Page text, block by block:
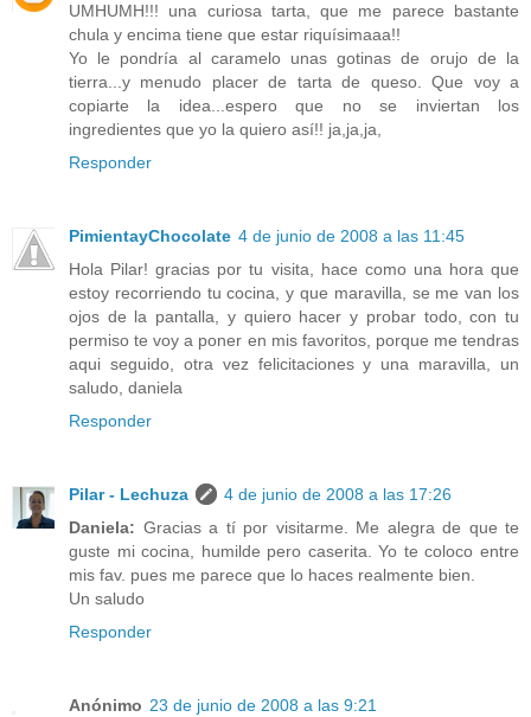
UMHUMH!!! una curiosa tarta, que me parece bastante
chula y encima tiene que estar riquísimaaa!!
Yo le pondría al caramelo unas gotinas de orujo de la
tierra...y menudo placer de tarta de queso. Que voy a
copiarte la idea...espero que no se inviertan los
ingredientes que yo la quiero así!! ja,ja,ja,
Responder
PimientayChocolate 4 de junio de 2008 a las 11:45
Hola Pilar! gracias por tu visita, hace como una hora que
estoy recorriendo tu cocina, y que maravilla, se me van los
ojos de la pantalla, y quiero hacer y probar todo, con tu
permiso te voy a poner en mis favoritos, porque me tendras
aqui seguido, otra vez felicitaciones y una maravilla, un
saludo, daniela
Responder
Pilar - Lechuza
4 de junio de 2008 a las 17:26
Daniela: Gracias a tí por visitarme. Me alegra de que te
guste mi cocina, humilde pero caserita. Yo te coloco entre
mis fav. pues me parece que lo haces realmente bien.
Un saludo
Responder
Anónimo 23 de junio de 2008 a las 9:21